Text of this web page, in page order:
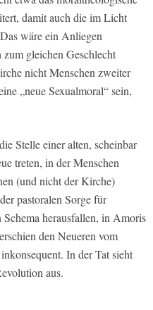
damit auch die im Licht
wäre ein Anliegen
gleichen Geschlecht
nicht Menschen zweiter
„neue Sexualmoral“ sein,
Stelle einer alten, scheinbar
treten, in der Menschen
(und nicht der Kirche)
pastoralen Sorge für
Schema herausfallen, in Amoris
den Neueren vom
In der Tat sieht
aus.